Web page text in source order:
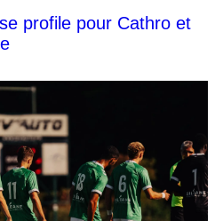
profile pour Cathro et